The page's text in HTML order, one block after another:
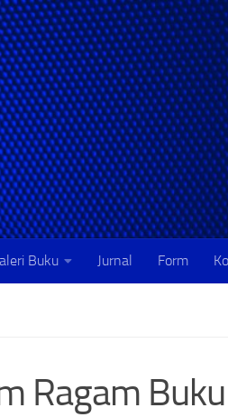
Buku Jurnal Form
Ragam